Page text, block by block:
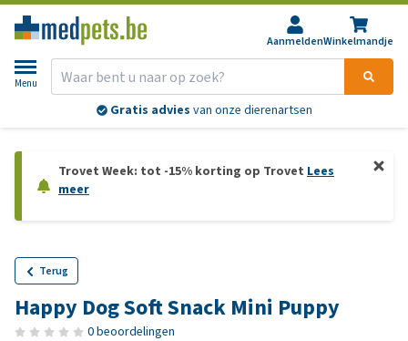
AanmeldenWinkelmandje
Menu
Gratis advies van onze dierenartsen
Trovet Week: tot -15% korting op Trovet Lees
meer
Terug
Happy Dog Soft Snack Mini Puppy
0 beoordelingen